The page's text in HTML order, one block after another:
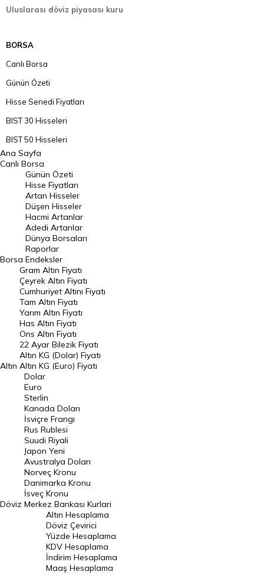
Uluslarası döviz piyasası kuru
BORSA
Canlı Borsa
Günün Özeti
Hisse Senedi Fiyatları
BIST 30 Hisseleri
BIST 50 Hisseleri
BIST 100 Hisseleri
En Çok Artan Hisseler
En Çok Düşen Hisseler
Hacmi Artanlar
Geçmiş Kapanışlar
Dünya Borsaları
Raporlar
Endeksler
DÖVİZ
Döviz Kuru
Dolar Kuru
Euro Kuru
Pound Kuru
Frank Kuru
Riyal Kuru
Avustralya Doları
Danimarka Kronu Kuru
Kanada Doları Kuru
Norveç Kronu Kuru
İsveç Kronu Kuru
Japon Yeni Kuru
Serbest Piyasa Döviz Kurları
Ana Sayfa
Canlı Borsa
Borsa
Günün Özeti
Hisse Fiyatları
Artan Hisseler
Düşen Hisseler
Hacmi Artanlar
Adedi Artanlar
Dünya Borsaları
Raporlar
Endeksler
Altın
Gram Altın Fiyatı
Çeyrek Altın Fiyatı
Cumhuriyet Altını Fiyatı
Tam Altın Fiyatı
Yarım Altın Fiyatı
Has Altın Fiyatı
Ons Altın Fiyatı
22 Ayar Bilezik Fiyatı
Altın KG (Dolar) Fiyatı
Altın KG (Euro) Fiyatı
Döviz
Dolar
Euro
Sterlin
Kanada Doları
İsviçre Frangı
Rus Rublesi
Suudi Riyali
Japon Yeni
Avustralya Doları
Norveç Kronu
Danimarka Kronu
İsveç Kronu
Merkez Bankası Kurlari
Altın Hesaplama
Döviz Çevirici
Yüzde Hesaplama
KDV Hesaplama
İndirim Hesaplama
Maaş Hesaplama